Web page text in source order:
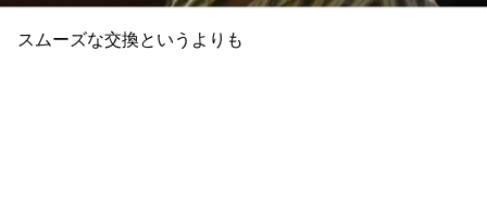
スムーズな交換というよりも